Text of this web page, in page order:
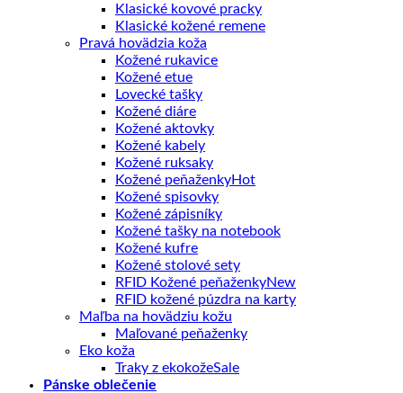
Klasické kovové pracky
Klasické kožené remene
Pravá hovädzia koža
Kožené rukavice
Kožené etue
Lovecké tašky
Kožené diáre
Kožené aktovky
Kožené kabely
Kožené ruksaky
Kožené peňaženky
Kožené spisovky
Kožené zápisníky
Kožené tašky na notebook
Kožené kufre
Kožené stolové sety
RFID Kožené peňaženky
RFID kožené púzdra na karty
Maľba na hovädziu kožu
Maľované peňaženky
Eko koža
Traky z ekokože
Pánske oblečenie